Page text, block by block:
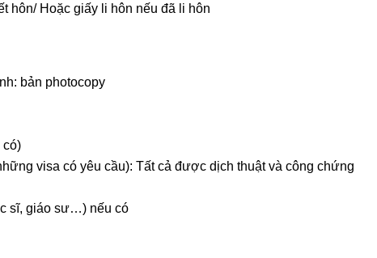
hôn/ Hoặc giấy li hôn nếu đã li hôn
bản photocopy
có)
visa có yêu cầu): Tất cả được dịch thuật và công chứng
sĩ, giáo sư…) nếu có